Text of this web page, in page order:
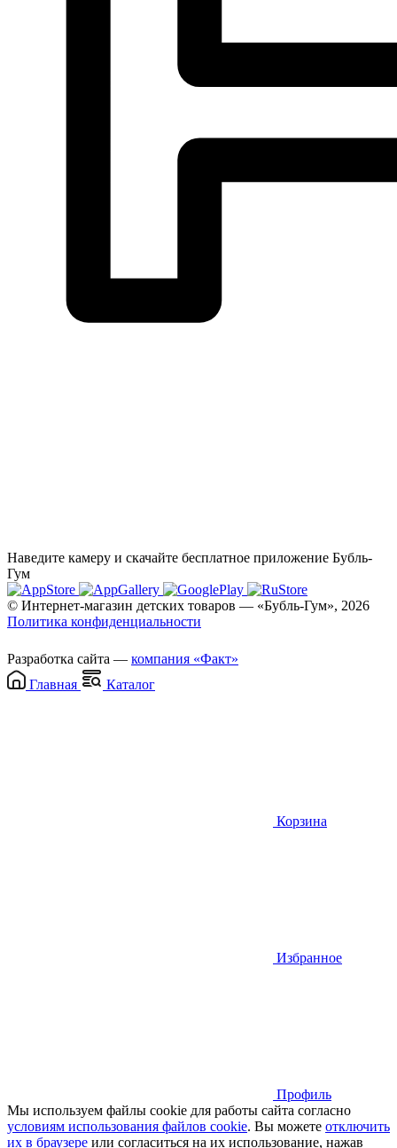
Наведите камеру и скачайте бесплатное приложение Бубль-
Гум
© Интернет-магазин детских товаров — «Бубль-Гум», 2026
Политика конфиденциальности
Разработка сайта — компания «Факт»
Главная
Каталог
Корзина
Избранное
Профиль
Мы используем файлы cookie для работы сайта согласно
условиям использования файлов cookie. Вы можете отключить
их в браузере или cогласиться на их использование, нажав